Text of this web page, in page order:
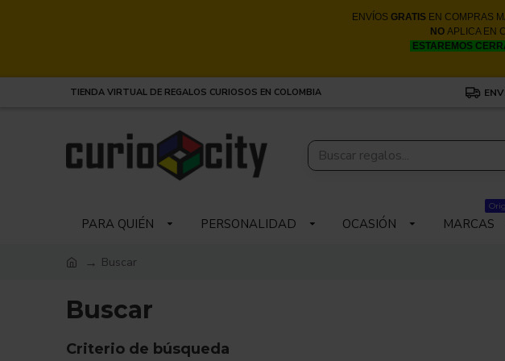
ENVÍOS GRATIS EN COMPRAS
NO APLICA EN
ESTAREMOS
TIENDA VIRTUAL DE REGALOS CURIOSOS EN COLOMBIA
PARA QUIÉN PERSONALIDAD OCASIÓN MARCAS
Buscar
Buscar
Criterio de búsqueda